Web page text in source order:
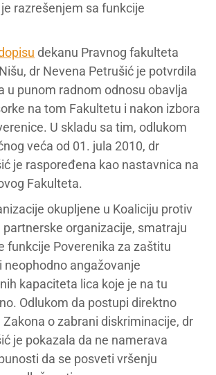
razrešenjem sa funkcije
dekanu Pravnog fakulteta
dr Nevena Petrušić je potvrdila
u punom radnom odnosu obavlja
na tom Fakultetu i nakon izbora
U skladu sa tim, odlukom
veća od 01. jula 2010, dr
je raspoređena kao nastavnica na
Fakulteta.
okupljene u Koaliciju protiv
organizacije, smatraju
funkcije Poverenika za zaštitu
neophodno angažovanje
kapaciteta lica koje je na tu
Odlukom da postupi direktno
o zabrani diskriminacije, dr
je pokazala da ne namerava
da se posveti vršenju